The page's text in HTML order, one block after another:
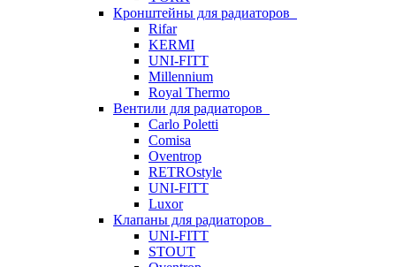
Кронштейны для радиаторов
Rifar
KERMI
UNI-FITT
Millennium
Royal Thermo
Вентили для радиаторов
Carlo Poletti
Comisa
Oventrop
RETROstyle
UNI-FITT
Luxor
Клапаны для радиаторов
UNI-FITT
STOUT